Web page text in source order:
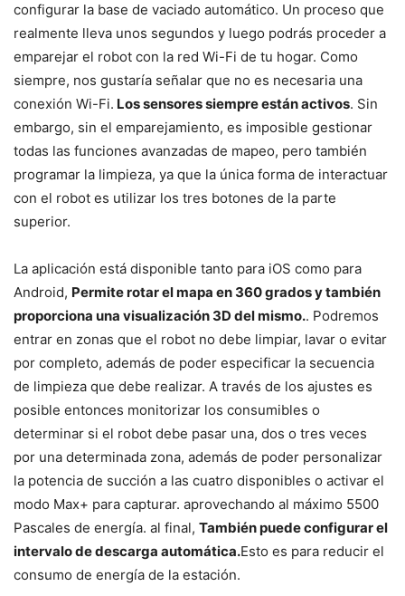
configurar la base de vaciado automático. Un proceso que
realmente lleva unos segundos y luego podrás proceder a
emparejar el robot con la red Wi-Fi de tu hogar. Como
siempre, nos gustaría señalar que no es necesaria una
conexión Wi-Fi. Los sensores siempre están activos. Sin
embargo, sin el emparejamiento, es imposible gestionar
todas las funciones avanzadas de mapeo, pero también
programar la limpieza, ya que la única forma de interactuar
con el robot es utilizar los tres botones de la parte
superior.
La aplicación está disponible tanto para iOS como para
Android, Permite rotar el mapa en 360 grados y también
proporciona una visualización 3D del mismo.. Podremos
entrar en zonas que el robot no debe limpiar, lavar o evitar
por completo, además de poder especificar la secuencia
de limpieza que debe realizar. A través de los ajustes es
posible entonces monitorizar los consumibles o
determinar si el robot debe pasar una, dos o tres veces
por una determinada zona, además de poder personalizar
la potencia de succión a las cuatro disponibles o activar el
modo Max+ para capturar. aprovechando al máximo 5500
Pascales de energía. al final, También puede configurar el
intervalo de descarga automática.Esto es para reducir el
consumo de energía de la estación.